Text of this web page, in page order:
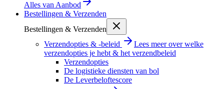
Alles van Aanbod
Bestellingen & Verzenden
Bestellingen & Verzenden
Verzendopties & -beleid
Lees meer over welke
verzendopties je hebt & het verzendbeleid
Verzendopties
De logistieke diensten van bol
De Leverbeloftescore